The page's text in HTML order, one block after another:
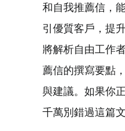
和自我推薦信，
引優質客戶，提
將解析自由工作
薦信的撰寫要點
與建議。如果你
千萬別錯過這篇文